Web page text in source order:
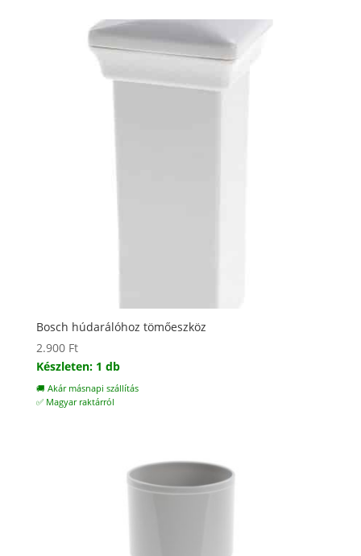
Bosch húdarálóhoz tömőeszköz
2.900 Ft
Készleten: 1 db
🚚 Akár másnapi szállítás
✅ Magyar raktárról